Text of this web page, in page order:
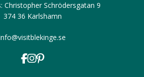
Christopher Schrödersgatan 9
374 36 Karlshamn